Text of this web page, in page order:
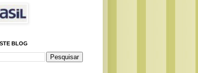
BLOG